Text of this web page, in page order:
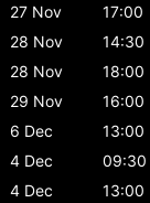
27 Nov
17:00
28 Nov
14:30
28 Nov
18:00
29 Nov
16:00
6 Dec
13:00
4 Dec
09:30
4 Dec
13:00